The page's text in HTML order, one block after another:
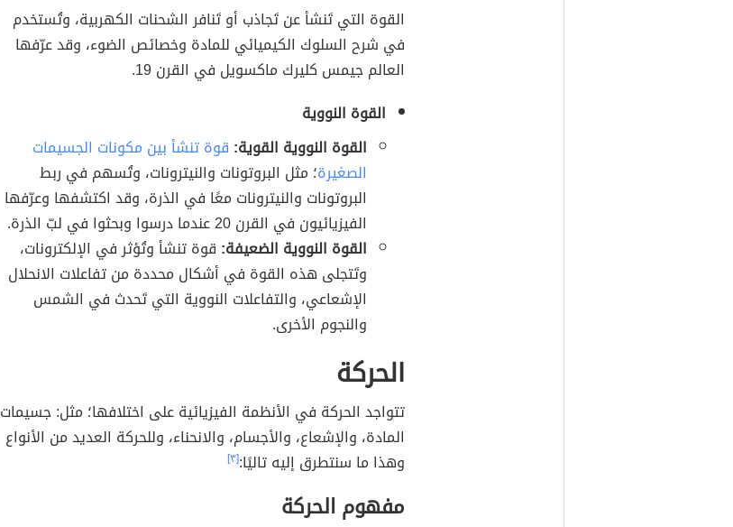
القوة التي تَنشأ عن تَجاذب أو تَنافر الشحنات الكهربية، وتُستخدم
في شرح السلوك الكيميائي للمادة وخصائص الضوء، وقد عرّفها
العالم جيمس كليرك ماكسويل في القرن 19.
القوة النووية
القوة النووية القوية: قوة تنشأ بين مكونات الجسيمات
الصغيرة؛ مثل البروتونات والنيترونات، وتُسهم في ربط
البروتونات والنيترونات معًا في الذرة، وقد اكتشفها وعرّفها
الفيزيائيون في القرن 20 عندما درسوا وبحثوا في لبّ الذرة.
القوة النووية الضعيفة: قوة تنشأ وتُؤثر في الإلكترونات،
وتَتجلى هذه القوة في أشكال محددة من تفاعلات الانحلال
الإشعاعي، والتفاعلات النووية التي تَحدث في الشمس
والنجوم الأخرى.
الحركة
تتواجد الحركة في الأنظمة الفيزيائية على اختلافها؛ مثل: جسيمات
المادة، والإشعاع، والأجسام، والانحناء، وللحركة العديد من الأنواع
وهذا ما سنتطرق إليه تاليًا:[٣]
مفهوم الحركة